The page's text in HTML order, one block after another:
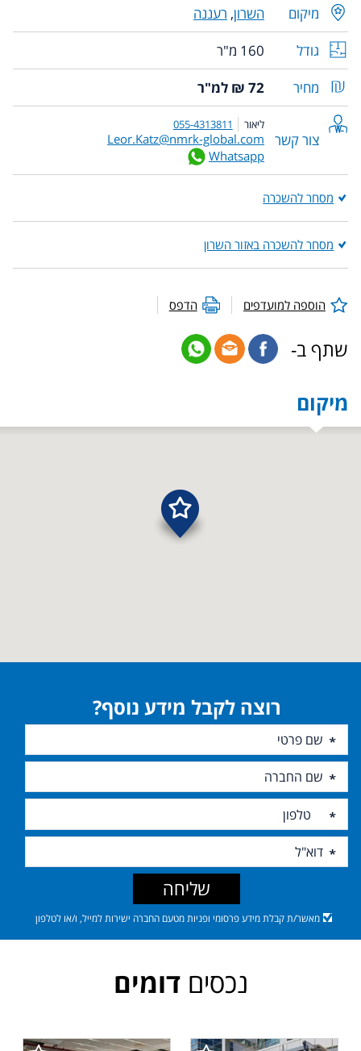
מיקום השרון, רעננה
גודל
160 מ"ר
מחיר
72 ₪ למ"ר
צור קשר
ליאור 055-4313811
Leor.Katz@nmrk-global.com
Whatsapp
מסחר להשכרה
מסחר להשכרה באזור השרון
הוספה למועדפים הדפס
שתף ב-
מיקום
רוצה לקבל מידע נוסף?
מאשר/ת קבלת מידע פרסומי ופניות מטעם החברה ישירות למייל, ו/או לטלפון
שליחה
נכסיםדומים